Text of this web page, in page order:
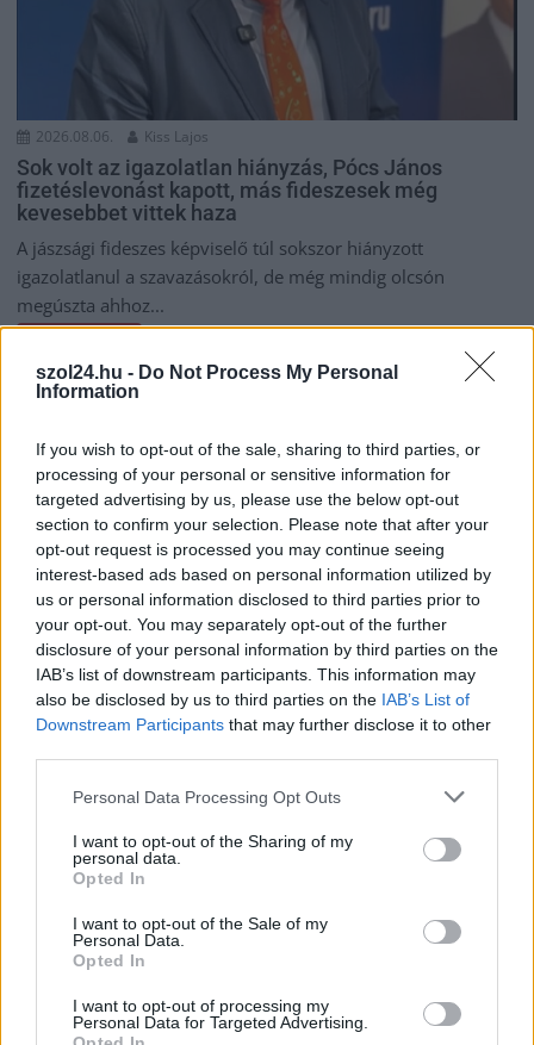
szol24.hu - Do Not Process My Personal
Information
If you wish to opt-out of the sale, sharing to third parties, or
processing of your personal or sensitive information for
targeted advertising by us, please use the below opt-out
section to confirm your selection. Please note that after your
opt-out request is processed you may continue seeing
interest-based ads based on personal information utilized by
us or personal information disclosed to third parties prior to
your opt-out. You may separately opt-out of the further
disclosure of your personal information by third parties on the
IAB’s list of downstream participants. This information may
also be disclosed by us to third parties on the IAB’s List of
Downstream Participants that may further disclose it to other
Please note that this website/app uses one or more Google
not limited to your visit or usage behaviour. You may click to
grant or deny consent to Google and its third-party tags to
use your data for below specified purposes in below Google
consent section.
Personal Data Processing Opt Outs
I want to opt-out of the Sharing of my
personal data.
Opted In
I want to opt-out of the Sale of my
Personal Data.
Opted In
I want to opt-out of processing my
Personal Data for Targeted Advertising.
2026.08.06. Kiss Lajos
Sok volt az igazolatlan hiányzás, Pócs János
fizetéslevonást kapott, más fideszesek még
kevesebbet vittek haza
A jászsági fideszes képviselő túl sokszor hiányzott
igazolatlanul a szavazásokról, de még mindig olcsón
megúszta ahhoz...
JNSZ megyei hírek
2026.08.06. Fazekas Adrián
JÉGER további üzemeltetését
Ahogy korábban már írtunk róla, megyei szinten
alkalmazkodik a gazdálkodók döntéséhez az
Agrárminisztérium és a Nemzeti...
JNSZ megyei hírek